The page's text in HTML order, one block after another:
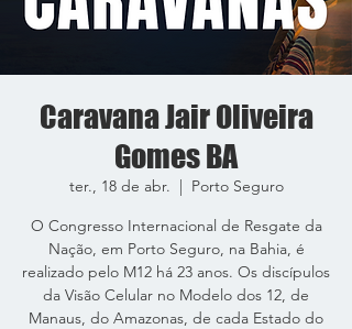
Caravana Jair Oliveira
Gomes BA
ter., 18 de abr.
  |
Porto Seguro
O Congresso Internacional de Resgate da
Nação, em Porto Seguro, na Bahia, é
realizado pelo M12 há 23 anos. Os discípulos
da Visão Celular no Modelo dos 12, de
Manaus, do Amazonas, de cada Estado do